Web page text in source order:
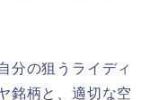
分の狙うライディ
銘柄と、適切な空